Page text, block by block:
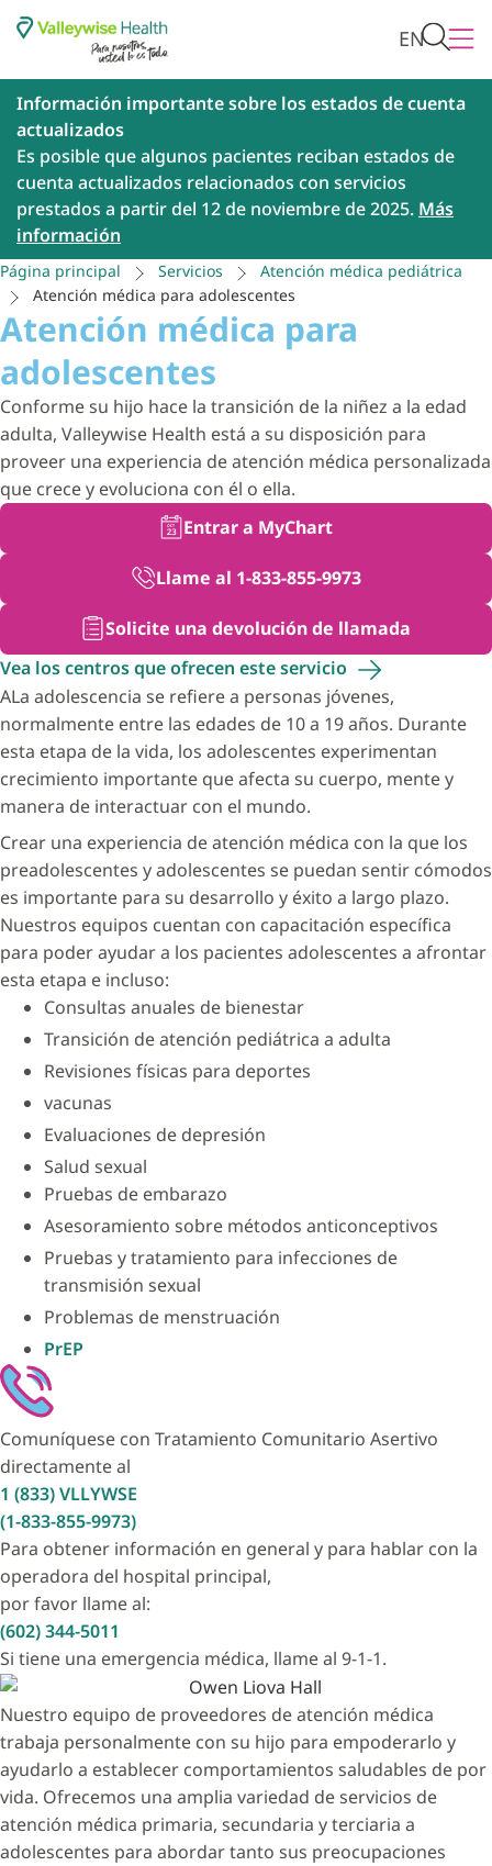
EN
Información importante sobre los estados de cuenta
actualizados
Es posible que algunos pacientes reciban estados de
cuenta actualizados relacionados con servicios
prestados a partir del 12 de noviembre de 2025. Más
información
Página principal Servicios
Atención médica pediátrica
Atención médica para adolescentes
Atención médica para
adolescentes
Conforme su hijo hace la transición de la niñez a la edad
adulta, Valleywise Health está a su disposición para
proveer una experiencia de atención médica personalizada
que crece y evoluciona con él o ella.
Entrar a MyChart
Llame al 1-833-855-9973
Solicite una devolución de llamada
Vea los centros que ofrecen esteservicio
ALa adolescencia se refiere a personas jóvenes,
normalmente entre las edades de 10 a 19 años. Durante
esta etapa de la vida, los adolescentes experimentan
crecimiento importante que afecta su cuerpo, mente y
manera de interactuar con el mundo.
Crear una experiencia de atención médica con la que los
preadolescentes y adolescentes se puedan sentir cómodos
es importante para su desarrollo y éxito a largo plazo.
Nuestros equipos cuentan con capacitación específica
para poder ayudar a los pacientes adolescentes a afrontar
esta etapa e incluso:
Consultas anuales de bienestar
Transición de atención pediátrica a adulta
Revisiones físicas para deportes
vacunas
Evaluaciones de depresión
Salud sexual
Pruebas de embarazo
Asesoramiento sobre métodos anticonceptivos
Pruebas y tratamiento para infecciones de
transmisión sexual
Problemas de menstruación
PrEP
Comuníquese con Tratamiento Comunitario Asertivo
directamente al
1 (833) VLLYWSE
(1-833-855-9973)
Para obtener información en general y para hablar con la
operadora del hospital principal,
por favor llame al:
(602) 344-5011
Si tiene una emergencia médica, llame al 9-1-1.
Nuestro equipo de proveedores de atención médica
trabaja personalmente con su hijo para empoderarlo y
ayudarlo a establecer comportamientos saludables de por
vida. Ofrecemos una amplia variedad de servicios de
atención médica primaria, secundaria y terciaria a
adolescentes para abordar tanto sus preocupaciones